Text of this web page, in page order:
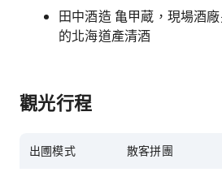
田中酒造 亀甲蔵，現場酒
的北海道產清酒
觀光行程
出圑模式 散客拼團